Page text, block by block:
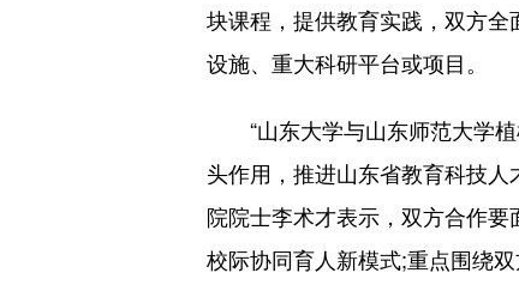
块课程，提供教育实践，双方
设施、重大科研平台或项目。
“山东大学与山东师范大学植
头作用，推进山东省教育科技
院院士李术才表示，双方合作
校际协同育人新模式;重点围绕